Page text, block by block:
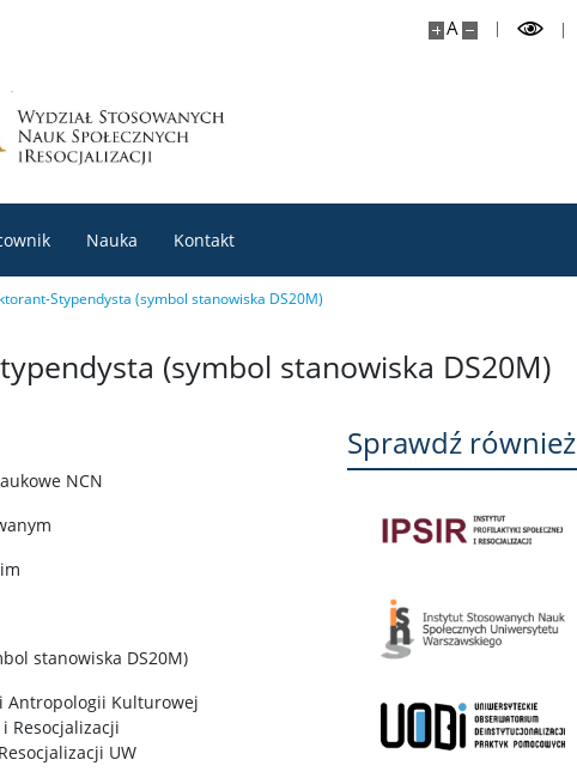
A
Nauka Kontakt
Stypendysta (symbol stanowiska DS20M)
(symbol stanowiska DS20M)
NCN
stanowiska DS20M)
Antropologii Kulturowej
Resocjalizacji
UW
Sprawdź również